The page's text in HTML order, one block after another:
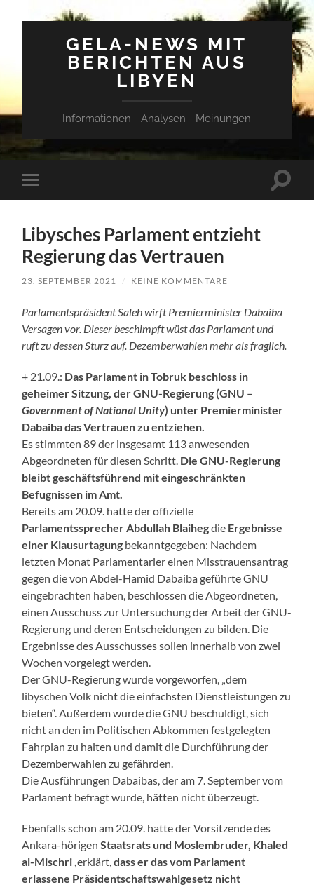
GELA-NEWS MIT
BERICHTEN AUS
LIBYEN
Informationen - Analysen - Meinungen
Mobile-
Menü
Libysches Parlament entzieht
Regierung das Vertrauen
23. SEPTEMBER 2021 / KEINE KOMMENTARE
Parlamentspräsident Saleh wirft Premierminister Dabaiba
Versagen vor. Dieser beschimpft wüst das Parlament und
ruft zu dessen Sturz auf. Dezemberwahlen mehr als fraglich.
+ 21.09.: Das Parlament in Tobruk beschloss in
geheimer Sitzung, der GNU-Regierung (GNU –
Government of National Unity) unter Premierminister
Dabaiba das Vertrauen zu entziehen.
Es stimmten 89 der insgesamt 113 anwesenden
Abgeordneten für diesen Schritt. Die GNU-Regierung
bleibt geschäftsführend mit eingeschränkten
Befugnissen im Amt.
Bereits am 20.09. hatte der offizielle
Parlamentssprecher Abdullah Blaihegdie Ergebnisse
einer Klausurtagung bekanntgegeben: Nachdem
letzten Monat Parlamentarier einen Misstrauensantrag
gegen die von Abdel-Hamid Dabaiba geführte GNU
eingebrachten haben, beschlossen die Abgeordneten,
einen Ausschuss zur Untersuchung der Arbeit der GNU-
Regierung und deren Entscheidungen zu bilden. Die
Ergebnisse des Ausschusses sollen innerhalb von zwei
Wochen vorgelegt werden.
Der GNU-Regierung wurde vorgeworfen, „dem
libyschen Volk nicht die einfachsten Dienstleistungen zu
bieten“. Außerdem wurde die GNU beschuldigt, sich
nicht an den im Politischen Abkommen festgelegten
Fahrplan zu halten und damit die Durchführung der
Dezemberwahlen zu gefährden.
Die Ausführungen Dabaibas, der am 7. September vom
Parlament befragt wurde, hätten nicht überzeugt.
Ebenfalls schon am 20.09. hatte der Vorsitzende des
Ankara-hörigenStaatsrats und Moslembruder, Khaled
al-Mischri ,erklärt,dass er das vom Parlament
erlassene Präsidentschaftswahlgesetz nicht